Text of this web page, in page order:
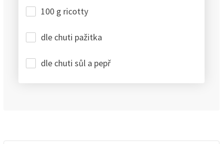
100 g ricotty
dle chuti pažitka
dle chuti sůl a pepř